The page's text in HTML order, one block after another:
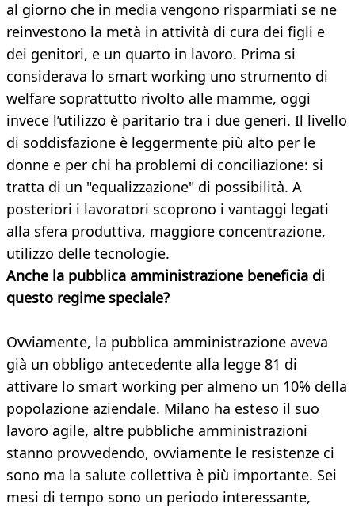
al giorno che in media vengono risparmiati se ne
reinvestono la metà in attività di cura dei figli e
dei genitori, e un quarto in lavoro. Prima si
considerava lo smart working uno strumento di
welfare soprattutto rivolto alle mamme, oggi
invece l’utilizzo è paritario tra i due generi. Il livello
di soddisfazione è leggermente più alto per le
donne e per chi ha problemi di conciliazione: si
tratta di un "equalizzazione" di possibilità. A
posteriori i lavoratori scoprono i vantaggi legati
alla sfera produttiva, maggiore concentrazione,
utilizzo delle tecnologie.
Anche la pubblica amministrazione beneficia di
questo regime speciale?
Ovviamente, la pubblica amministrazione aveva
già un obbligo antecedente alla legge 81 di
attivare lo smart working per almeno un 10% della
popolazione aziendale. Milano ha esteso il suo
lavoro agile, altre pubbliche amministrazioni
stanno provvedendo, ovviamente le resistenze ci
sono ma la salute collettiva è più importante. Sei
mesi di tempo sono un periodo interessante,